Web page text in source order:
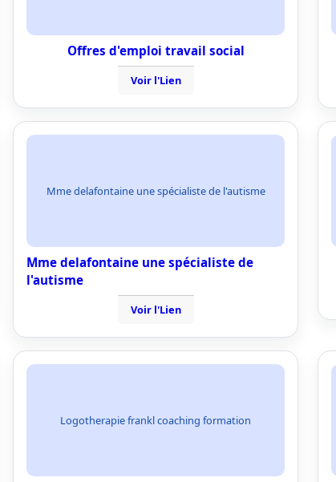
Offres d'emploi travail social
Voir l'Lien
Mme delafontaine une spécialiste de l'autisme
Mme delafontaine une spécialiste de
l'autisme
Voir l'Lien
Logotherapie frankl coaching formation